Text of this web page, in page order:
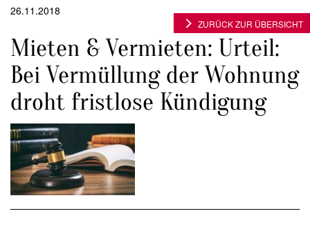
26.11.2018
Mieten & Vermieten: Urteil:
Bei Vermüllung der Wohnung
droht fristlose Kündigung
ZURÜCK ZUR ÜBERSICHT